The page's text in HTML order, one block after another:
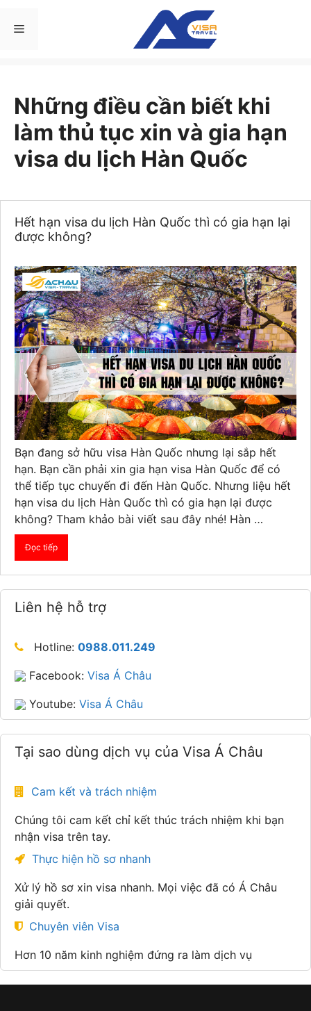
đến Menu
Những điều cần biết khi
làm thủ tục xin và gia hạn
visa du lịch Hàn Quốc
Hết hạn visa du lịch Hàn Quốc thì có gia hạn lại
được không?
Bạn đang sở hữu visa Hàn Quốc nhưng lại sắp hết
hạn. Bạn cần phải xin gia hạn visa Hàn Quốc để có
thể tiếp tục chuyến đi đến Hàn Quốc. Nhưng liệu hết
hạn visa du lịch Hàn Quốc thì có gia hạn lại được
không? Tham khảo bài viết sau đây nhé! Hàn …
Đọc tiếp
Liên hệ hỗ trợ
Hotline: 0988.011.249
Facebook: Visa Á Châu
Youtube: Visa Á Châu
Tại sao dùng dịch vụ của Visa Á Châu
Cam kết và trách nhiệm
Chúng tôi cam kết chỉ kết thúc trách nhiệm khi bạn
nhận visa trên tay.
Thực hiện hồ sơ nhanh
Xử lý hồ sơ xin visa nhanh. Mọi việc đã có Á Châu
giải quyết.
Chuyên viên Visa
Hơn 10 năm kinh nghiệm đứng ra làm dịch vụ